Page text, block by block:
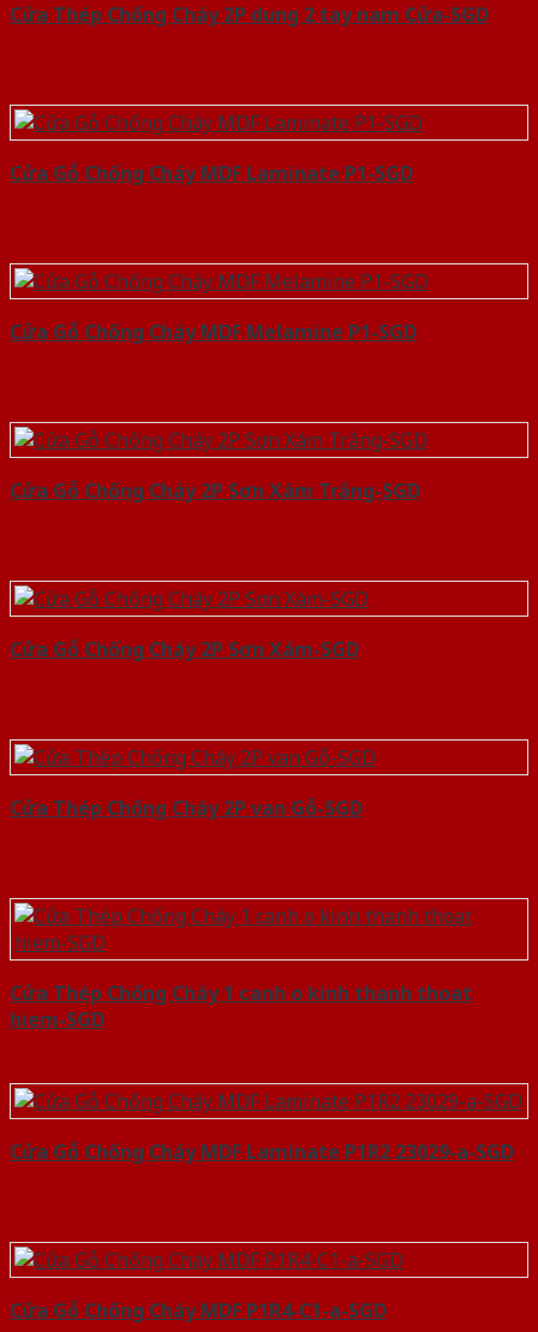
Cửa Thép Chống Cháy 2P dung 2 tay nam Cửa-SGD
Cửa Gỗ Chống Cháy MDF Laminate P1-SGD
Cửa Gỗ Chống Cháy MDF Melamine P1-SGD
Cửa Gỗ Chống Cháy 2P Sơn Xám Trắng-SGD
Cửa Gỗ Chống Cháy 2P Sơn Xám-SGD
Cửa Thép Chống Cháy 2P van Gỗ-SGD
Cửa Thép Chống Cháy 1 canh o kinh thanh thoat
hiem-SGD
Cửa Gỗ Chống Cháy MDF Laminate P1R2 23029-a-SGD
Cửa Gỗ Chống Cháy MDF P1R4-C1-a-SGD